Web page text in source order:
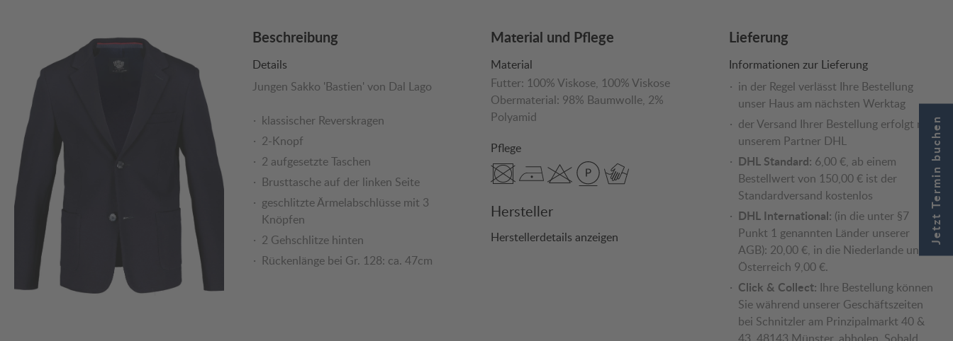
Beschreibung
Details
Jungen Sakko 'Bastien' von Dal Lago
klassischer Reverskragen
2-Knopf
2 aufgesetzte Taschen
Brusttasche auf der linken Seite
geschlitzte Ärmelabschlüsse mit 3
Knöpfen
2 Gehschlitze hinten
Rückenlänge bei Gr. 128: ca. 47cm
Material und Pflege
Material
Futter: 100% Viskose, 100% Viskose
Obermaterial: 98% Baumwolle, 2%
Polyamid
Pflege
Hersteller
Herstellerdetails anzeigen
Lieferung
Informationen zur Lieferung
in der Regel verlässt Ihre Bestellung
unser Haus am nächsten Werktag
der Versand Ihrer Bestellung erfolgt mit
unserem Partner DHL
DHL Standard: 6,00 €, ab einem
Bestellwert von 150,00 € ist der
Standardversand kostenlos
DHL International: (in die unter §7
Punkt 1 genannten Länder unserer
AGB): 20,00 €, in die Niederlande und
Österreich 9,00 €.
Click & Collect: Ihre Bestellung können
Sie während unserer Geschäftszeiten
bei Schnitzler am Prinzipalmarkt 40 &
Jetzt Termin buchen